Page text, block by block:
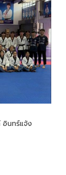
นทร์แจ้ง